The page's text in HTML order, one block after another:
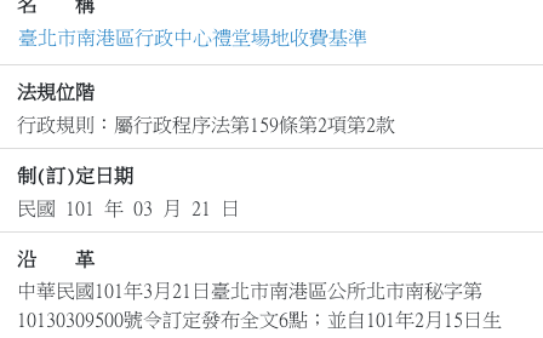
名 稱
臺北市南港區行政中心禮堂場地收費基準
法規位階
行政規則：屬行政程序法第159條第2項第2款
制(訂)定日期
民國 101 年 03 月 21 日
沿 革
中華民國101年3月21日臺北市南港區公所北市南秘字第
10130309500號令訂定發布全文6點；並自101年2月15日生